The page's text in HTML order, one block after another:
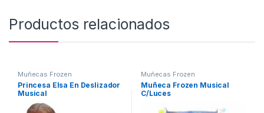
Productos relacionados
Muñecas Frozen
Princesa Elsa En Deslizador
Musical
Muñecas Frozen
Muñeca Frozen Musical
C/Luces